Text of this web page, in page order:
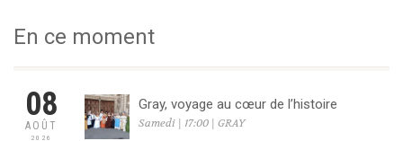
En ce moment
08
AOÛT
2026
Gray, voyage au cœur de l’histoire
Samedi | 17:00 | GRAY